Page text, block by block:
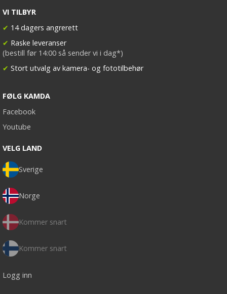
VI TILBYR
✔ 14 dagers angrerett
✔ Raske leveranser
(bestill før 14:00 så sender vi i dag*)
✔ Stort utvalg av kamera- og fototilbehør
FØLG KAMDA
Facebook
Youtube
VELG LAND
Sverige
Norge
Kommer snart
Kommer snart
Logg inn